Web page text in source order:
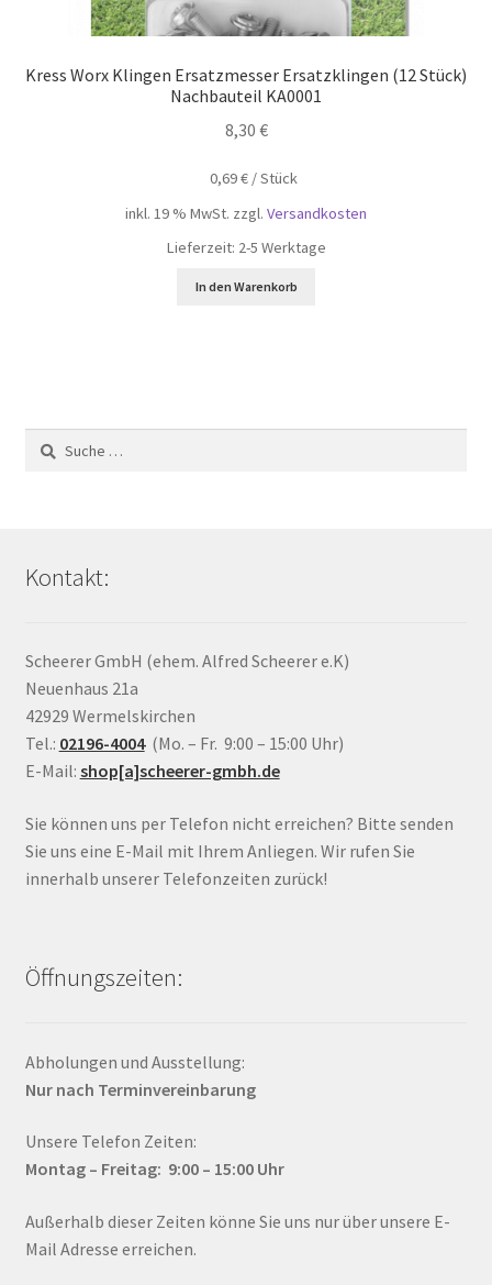
Kress Worx Klingen Ersatzmesser Ersatzklingen (12 Stück)
Nachbauteil KA0001
8,30 €
0,69€ /Stück
inkl. 19 % MwSt. zzgl. Versandkosten
Lieferzeit: 2-5 Werktage
In den Warenkorb
Suche
nach:
Kontakt:
Scheerer GmbH (ehem. Alfred Scheerer e.K)
Neuenhaus 21a
42929 Wermelskirchen
Tel.: 02196-4004(Mo. – Fr. 9:00 – 15:00 Uhr)
E-Mail: shop[a]scheerer-gmbh.de
Sie können uns per Telefon nicht erreichen? Bitte senden
Sie uns eine E-Mail mit Ihrem Anliegen. Wir rufen Sie
innerhalb unserer Telefonzeiten zurück!
Öffnungszeiten:
Abholungen und Ausstellung:
Nur nach Terminvereinbarung
Unsere Telefon Zeiten:
Montag – Freitag: 9:00 – 15:00Uhr
Außerhalb dieser Zeiten könne Sie uns nur über unsere E-
Mail Adresse erreichen.